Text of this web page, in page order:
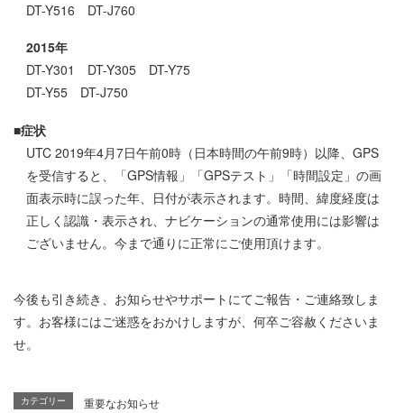
DT-Y516 DT-J760
2015年
DT-Y301 DT-Y305 DT-Y75
DT-Y55 DT-J750
■症状
UTC 2019年4月7日午前0時（日本時間の午前9時）以降、GPS
を受信すると、「GPS情報」「GPSテスト」「時間設定」の画
面表示時に誤った年、日付が表示されます。時間、緯度経度は
正しく認識・表示され、ナビケーションの通常使用には影響は
ございません。今まで通りに正常にご使用頂けます。
今後も引き続き、お知らせやサポートにてご報告・ご連絡致しま
す。お客様にはご迷惑をおかけしますが、何卒ご容赦くださいま
せ。
カテゴリー 重要なお知らせ